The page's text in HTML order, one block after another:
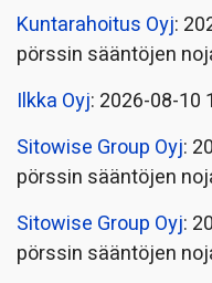
Kuntarahoitus Oyj:
pörssin sääntöjen
Ilkka Oyj: 2026-08-10
Sitowise Group Oyj:
pörssin sääntöjen
Sitowise Group Oyj:
pörssin sääntöjen